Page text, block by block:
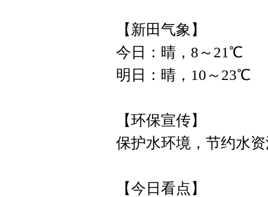
【新田气象】
今日：晴，8～21℃
明日：晴，10～23℃
【环保宣传】
保护水环境，节约水
【今日看点】